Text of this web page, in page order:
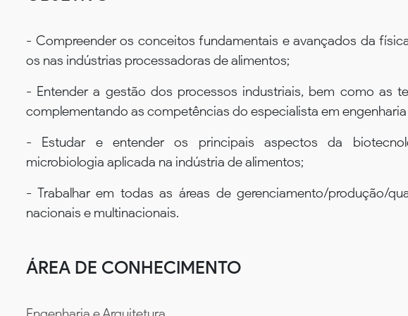
- Compreender os conceitos fundamentais e avançados da
os nas indústrias processadoras de alimentos;
- Entender a gestão dos processos industriais, bem como as
complementando as competências do especialista em
- Estudar e entender os principais aspectos da
microbiologia aplicada na indústria de alimentos;
- Trabalhar em todas as áreas de gerenciamento/produção/
nacionais e multinacionais.
ÁREA DE CONHECIMENTO